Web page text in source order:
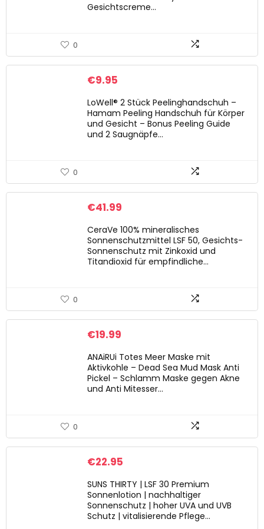
Gesichtscreme…
0
€9.95
LoWell® 2 Stück Peelinghandschuh –
Hamam Peeling Handschuh für Körper
und Gesicht – Bonus Peeling Guide
und 2 Saugnäpfe…
0
€41.99
CeraVe 100% mineralisches
Sonnenschutzmittel LSF 50, Gesichts-
Sonnenschutz mit Zinkoxid und
Titandioxid für empfindliche…
0
€19.99
ANAiRUi Totes Meer Maske mit
Aktivkohle – Dead Sea Mud Mask Anti
Pickel – Schlamm Maske gegen Akne
und Anti Mitesser…
0
€22.95
SUNS THIRTY | LSF 30 Premium
Sonnenlotion | nachhaltiger
Sonnenschutz | hoher UVA und UVB
Schutz | vitalisierende Pflege…